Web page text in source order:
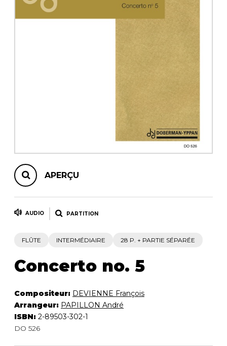
APERÇU
AUDIO PARTITION
FLÛTE INTERMÉDIAIRE 28 P. + PARTIE SÉPARÉE
Concerto no. 5
Compositeur: DEVIENNE François
Arrangeur: PAPILLON André
ISBN: 2-89503-302-1
DO 526